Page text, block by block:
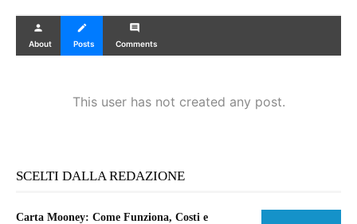
person
About
create
Posts
comment
Comments
This user has not created any post.
SCELTI DALLA REDAZIONE
Carta Mooney: Come Funziona, Costi e